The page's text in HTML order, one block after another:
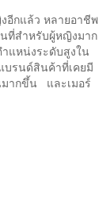
อีกแล้ว หลายอาชีพ
นที่สำหรับผู้หญิงมาก
แหน่งระดับสูงใน
บรนด์สินค้าที่เคยมี
มากขึ้น และเมอร์